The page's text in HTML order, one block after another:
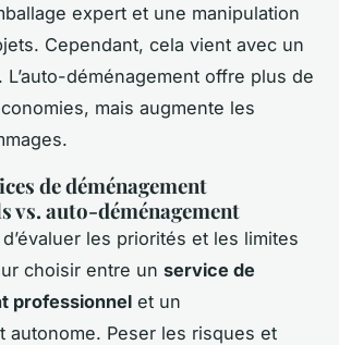
expert et une manipulation
Cependant, cela vient avec un
déménagement offre plus de
mais augmente les
de déménagement
vs. auto-déménagement
les priorités et les limites
choisir entre un service de
professionnel et un
autonome. Peser les risques et